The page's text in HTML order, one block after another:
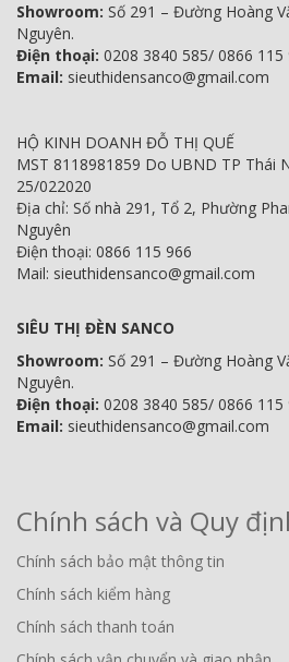
Showroom: Số 291 – Đường Hoàng
Nguyên.
Điện thoại: 0208 3840 585/ 0866 115
Email: sieuthidensanco@gmail.com
HỘ KINH DOANH ĐỖ THỊ QUẾ
MST 8118981859 Do UBND TP Thái
25/022020
Địa chỉ: Số nhà 291, Tổ 2, Phường
Nguyên
Điện thoại: 0866 115 966
Mail: sieuthidensanco@gmail.com
SIÊU THỊ ĐÈN SANCO
Showroom: Số 291 – Đường Hoàng
Nguyên.
Điện thoại: 0208 3840 585/ 0866 115
Email: sieuthidensanco@gmail.com
Chính sách và Quy
Chính sách bảo mật thông tin
Chính sách kiểm hàng
Chính sách thanh toán